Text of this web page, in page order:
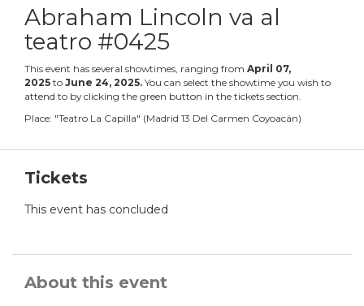
Abraham Lincoln va al
teatro #0425
This event has several showtimes, ranging from April 07,
2025 to June 24, 2025. You can select the showtime you wish to
attend to by clicking the green button in the tickets section.
Place: "Teatro La Capilla" (Madrid 13 Del Carmen Coyoacán)
Tickets
This event has concluded
About this event